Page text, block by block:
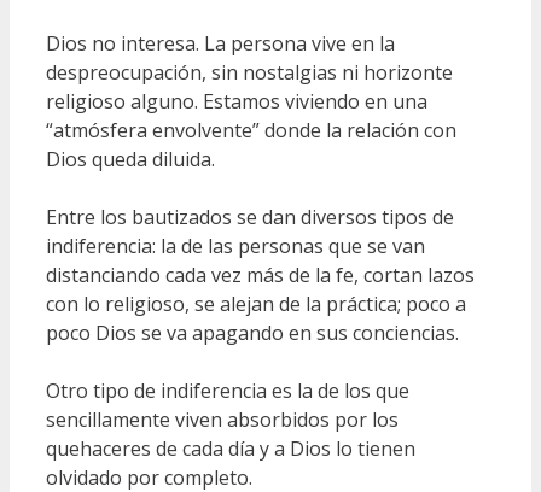
Dios no interesa. La persona vive en la
despreocupación, sin nostalgias ni horizonte
religioso alguno. Estamos viviendo en una
“atmósfera envolvente” donde la relación con
Dios queda diluida.
Entre los bautizados se dan diversos tipos de
indiferencia: la de las personas que se van
distanciando cada vez más de la fe, cortan lazos
con lo religioso, se alejan de la práctica; poco a
poco Dios se va apagando en sus conciencias.
Otro tipo de indiferencia es la de los que
sencillamente viven absorbidos por los
quehaceres de cada día y a Dios lo tienen
olvidado por completo.